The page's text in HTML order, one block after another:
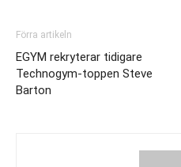
Förra artikeln
EGYM rekryterar tidigare
Technogym-toppen Steve
Barton